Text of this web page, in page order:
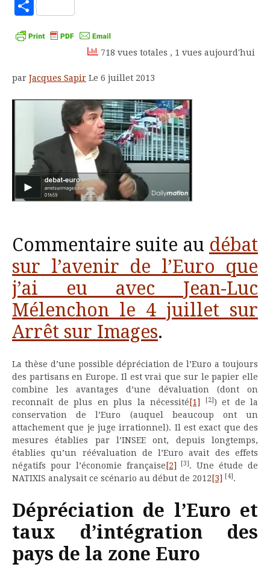
Partager
718 vues totales , 1 vues aujourd'hui
par Jacques Sapir Le 6 juillet 2013
Commentaire suite au débat
sur l’avenir de l’Euro que
j’ai eu avec Jean-Luc
Mélenchon le 4 juillet sur
Arrêt sur Images.
La thèse d’une possible dépréciation de l’Euro a toujours
des partisans en Europe. Il est vrai que sur le papier elle
combine les avantages d’une dévaluation (dont on
reconnaît de plus en plus la nécessité [1] [2]) et de la
conservation de l’Euro (auquel beaucoup ont un
attachement que je juge irrationnel). Il est exact que des
mesures établies par l’INSEE ont, depuis longtemps,
établies qu’un réévaluation de l’Euro avait des effets
négatifs pour l’économie française [2] [3]. Une étude de
NATIXIS analysait ce scénario au début de 2012 [3] [4].
Dépréciation de l’Euro et
taux d’intégration des
pays de la zone Euro